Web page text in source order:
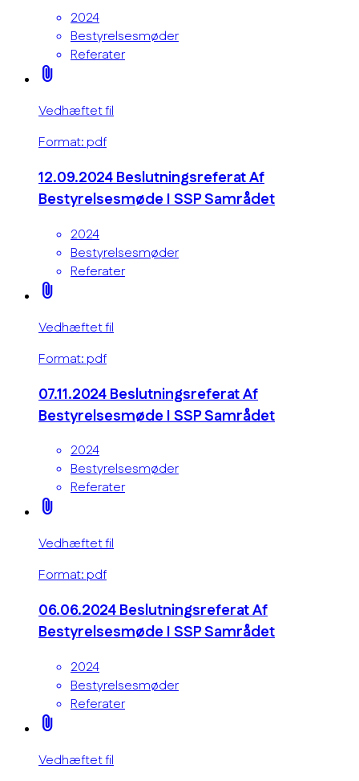
2024
Bestyrelsesmøder
Referater
attach_file
Vedhæftet fil
Format: pdf
12.09.2024 Beslutningsreferat Af
Bestyrelsesmøde I SSP Samrådet
2024
Bestyrelsesmøder
Referater
attach_file
Vedhæftet fil
Format: pdf
07.11.2024 Beslutningsreferat Af
Bestyrelsesmøde I SSP Samrådet
2024
Bestyrelsesmøder
Referater
attach_file
Vedhæftet fil
Format: pdf
06.06.2024 Beslutningsreferat Af
Bestyrelsesmøde I SSP Samrådet
2024
Bestyrelsesmøder
Referater
attach_file
Vedhæftet fil